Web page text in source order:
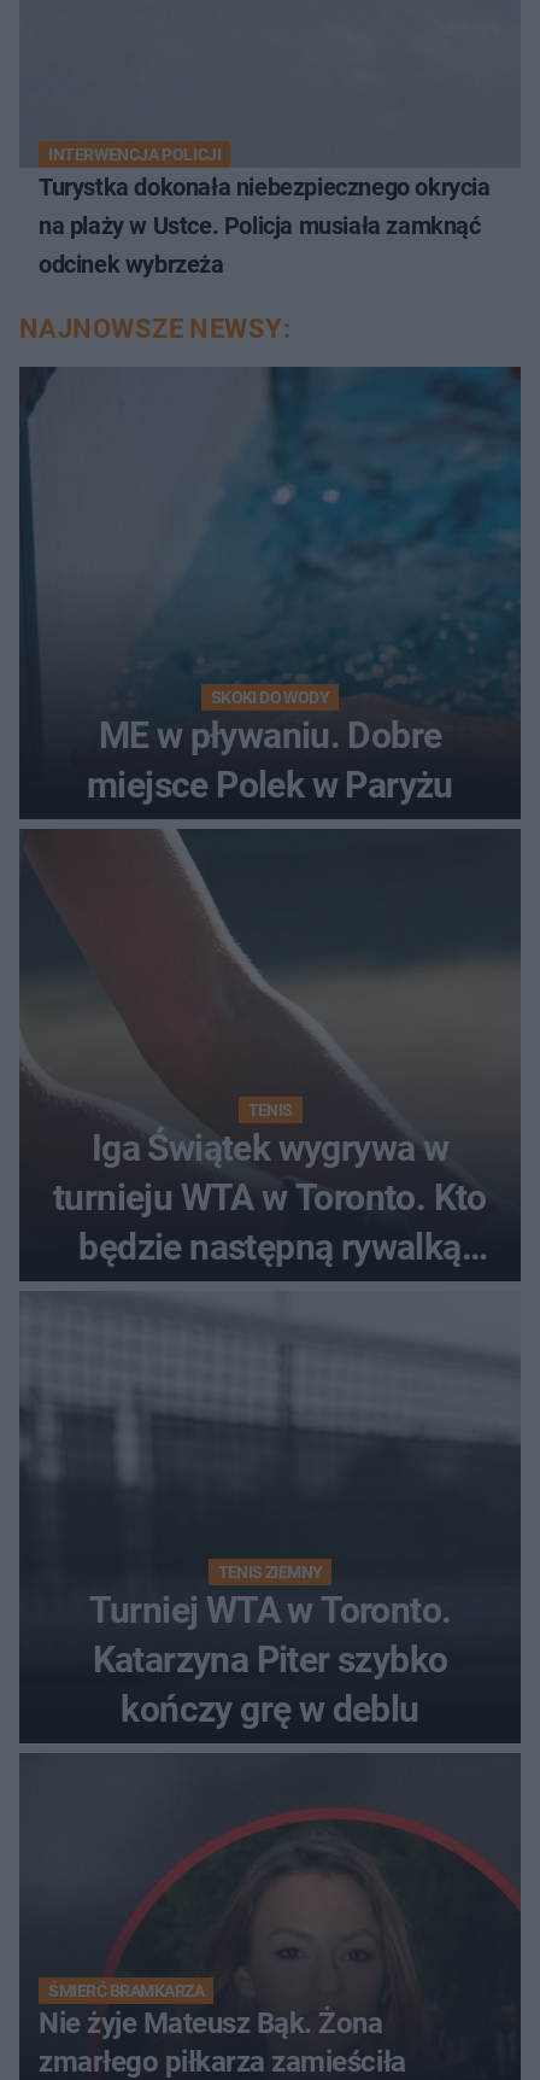
INTERWENCJA POLICJI
Turystka dokonała niebezpiecznego okrycia
na plaży w Ustce. Policja musiała zamknąć
odcinek wybrzeża
NAJNOWSZE NEWSY:
SKOKI DO WODY
ME w pływaniu. Dobre
miejsce Polek w Paryżu
TENIS
Iga Świątek wygrywa w
turnieju WTA w Toronto. Kto
będzie następną rywalką
Polki?
TENIS ZIEMNY
Turniej WTA w Toronto.
Katarzyna Piter szybko
kończy grę w deblu
ŚMIERĆ BRAMKARZA
Nie żyje Mateusz Bąk. Żona
zmarłego piłkarza zamieściła